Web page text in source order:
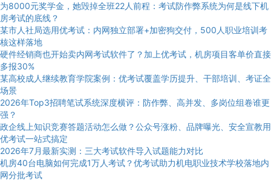
为8000元奖学金，她毁掉全班22人前程：考试防作弊系统为何是线下机
房考试的底线？
某市人社局选用优考试：内网独立部署+加密狗交付，500人职业培训考
核这样落地
硬件经销商也开始卖内网考试软件了？加上优考试，机房项目客单价直接
多报30%
某高校成人继续教育学院案例：优考试覆盖学历提升、干部培训、考证全
场景
2026年Top3招聘笔试系统深度横评：防作弊、高并发、多岗位组卷谁更
强？
政企线上知识竞赛答题活动怎么做？公众号涨粉、品牌曝光、安全宣教用
优考试一站式搞定
2026年7月最新实测：三大考试软件导入试题能力对比
机房40台电脑如何完成1万人考试？优考试助力机电职业技术学校落地内
网分批考试